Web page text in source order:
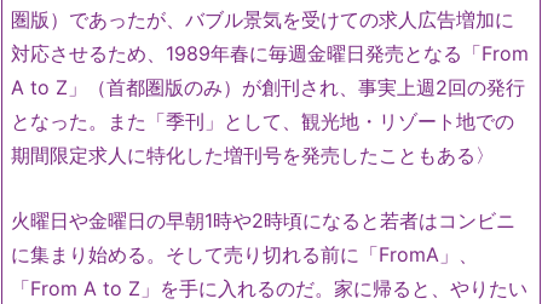
圏版）であったが、バブル景気を受けての求人広告増加に
対応させるため、1989年春に毎週金曜日発売となる「From
A to Z」（首都圏版のみ）が創刊され、事実上週2回の発行
となった。また「季刊」として、観光地・リゾート地での
期間限定求人に特化した増刊号を発売したこともある〉
火曜日や金曜日の早朝1時や2時頃になると若者はコンビニ
に集まり始める。そして売り切れる前に「FromA」、
「From A to Z」を手に入れるのだ。家に帰ると、やりたい